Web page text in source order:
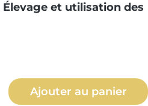
et utilisation des
: Entrez la
Ajouter au panier